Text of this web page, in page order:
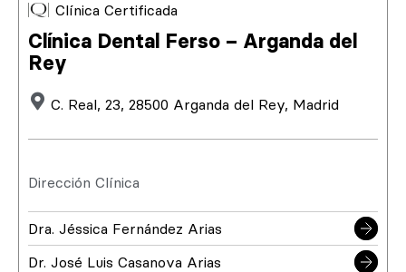
Clínica Certificada
Clínica Dental Ferso – Arganda del
Rey
C. Real, 23, 28500 Arganda del Rey, Madrid
Dirección Clínica
Dra. Jéssica Fernández Arias
Dr. José Luis Casanova Arias